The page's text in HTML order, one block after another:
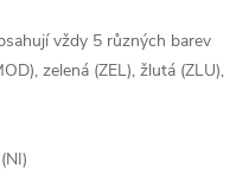
vždy 5 různých barev
zelená (ZEL), žlutá (ZLU),